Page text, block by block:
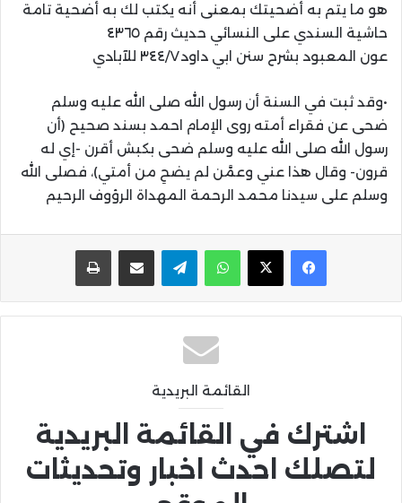
هو ما يتم به أضحيتك بمعنى أنه يكتب لك به أضحية تامة
حاشية السندي على النسائي حديث رقم ٤٣٦٥
عون المعبود بشرح سنن ابي داود٣٤٤/٧ للآبادي
•وقد ثبت في السنة أن رسول الله صلى الله عليه وسلم
ضحى عن فقراء أمته روى الإمام احمد بسند صحيح (أن
رسول الله صلى الله عليه وسلم ضحى بكبش أقرن -إي له
قرون- وقال هذا عني وعمَّن لم يضحِ من أمتي)، فصلى الله
وسلم على سيدنا محمد الرحمة المهداة الرؤوف الرحيم
واتساب تيلقرام مشاركة عبر البريد
القائمة البريدية
اشترك في القائمة البريدية
لتصلك احدث اخبار وتحديثات